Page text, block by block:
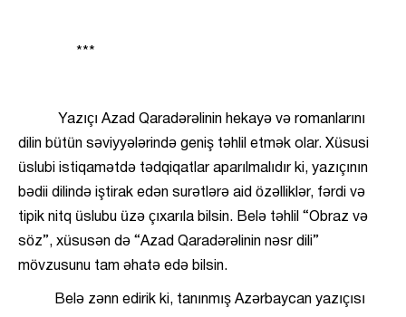
***
Yazıçı Azad Qaradərəlinin hekayə və romanlarını
dilin bütün səviyyələrində geniş təhlil etmək olar. Xüsusi
üslubi istiqamətdə tədqiqatlar aparılmalıdır ki, yazıçının
bədii dilində iştirak edən surətlərə aid özəlliklər, fərdi və
tipik nitq üslubu üzə çıxarıla bilsin. Belə təhlil “Obraz və
söz”, xüsusən də “Azad Qaradərəlinin nəsr dili”
mövzusunu tam əhatə edə bilsin.
Belə zənn edirik ki, tanınmış Azərbaycan yazıçısı